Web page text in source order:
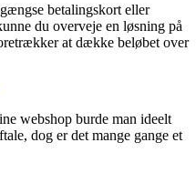
betalingskort eller
du overveje en løsning på
at dække beløbet over
webshop burde man ideelt
dog er det mange gange et